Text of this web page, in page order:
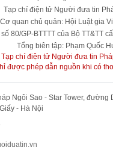
Tạp chí điện tử Người đưa tin
Cơ quan chủ quản: Hội Luật gia
80/GP-BTTTT của Bộ TT&TT
Tổng biên tập: Phạm Quốc
Tạp chí điện tử Người đưa tin
được phép dẫn nguồn khi có
Ngôi Sao - Star Tower,
- Hà Nội